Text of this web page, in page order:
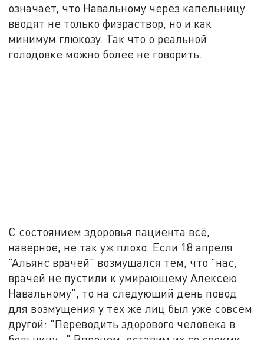
означает, что Навальному через капельницу
вводят не только физраствор, но и как
минимум глюкозу. Так что о реальной
голодовке можно более не говорить.
С состоянием здоровья пациента всё,
наверное, не так уж плохо. Если 18 апреля
"Альянс врачей" возмущался тем, что "нас,
врачей не пустили к умирающему Алексею
Навальному", то на следующий день повод
для возмущения у тех же лиц был уже совсем
другой: "Переводить здорового человека в